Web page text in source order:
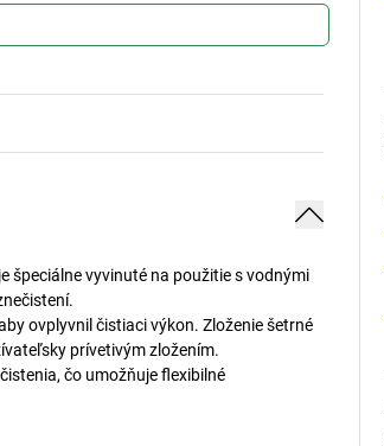
špeciálne vyvinuté na použitie s vodnými
ovplyvnil čistiaci výkon. Zloženie šetrné
prívetivým zložením.
čo umožňuje flexibilné